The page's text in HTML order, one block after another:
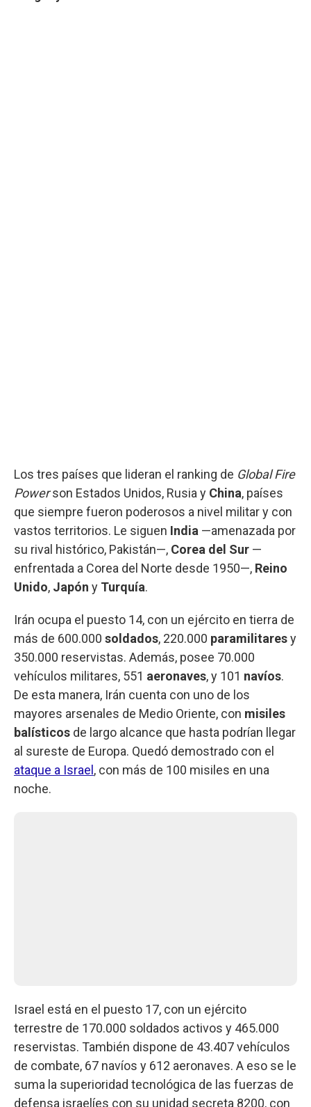
Los tres países que lideran el ranking de Global Fire
Powerson Estados Unidos, Rusia y China, países
que siempre fueron poderosos a nivel militar y con
vastos territorios. Le siguen India —amenazada por
su rival histórico, Pakistán—, Corea del Sur —
enfrentada a Corea del Norte desde 1950—, Reino
Unido, Japón y Turquía.
Irán ocupa el puesto 14, con un ejército en tierra de
más de 600.000 soldados, 220.000 paramilitaresy
350.000 reservistas. Además, posee 70.000
vehículos militares, 551 aeronaves, y 101 navíos.
De esta manera, Irán cuenta con uno de los
mayores arsenales de Medio Oriente, con misiles
balísticos de largo alcance que hasta podrían llegar
al sureste de Europa. Quedó demostrado con el
ataque a Israel , con más de 100 misiles en una
noche.
Israel está en el puesto 17, con un ejército
terrestre de 170.000 soldados activos y 465.000
reservistas. También dispone de 43.407 vehículos
de combate, 67 navíos y 612 aeronaves. A eso se le
suma la superioridad tecnológica de las fuerzas de
defensa israelíes con su unidad secreta 8200, con